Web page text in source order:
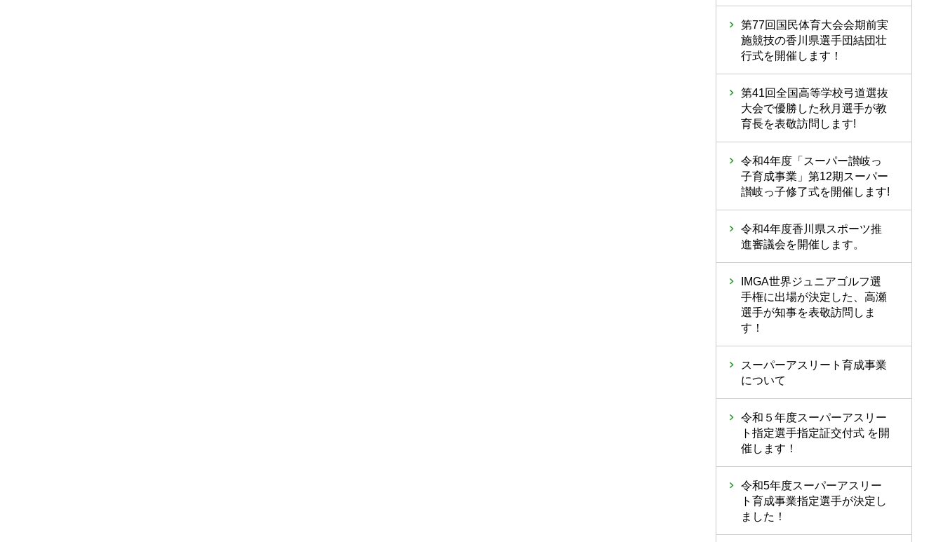
第77回国民体育大会会期前実
施競技の香川県選手団結団壮
行式を開催します！
第41回全国高等学校弓道選抜
大会で優勝した秋月選手が教
育長を表敬訪問します!
令和4年度「スーパー讃岐っ
子育成事業」第12期スーパー
讃岐っ子修了式を開催します!
令和4年度香川県スポーツ推
進審議会を開催します。
IMGA世界ジュニアゴルフ選
手権に出場が決定した、高瀬
選手が知事を表敬訪問しま
す！
スーパーアスリート育成事業
について
令和５年度スーパーアスリー
ト指定選手指定証交付式 を開
催します！
令和5年度スーパーアスリー
ト育成事業指定選手が決定し
ました！